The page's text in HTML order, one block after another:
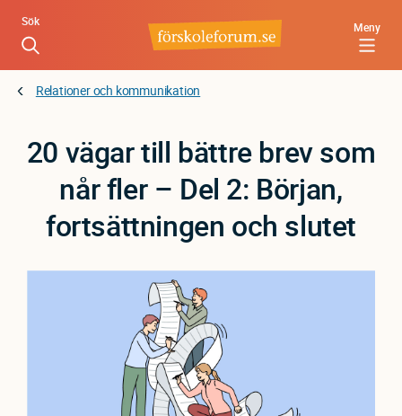
Hoppa
huvudinnehåll
Meny
Sök
Relationer och kommunikation
20 vägar till bättre brev som
når fler – Del 2: Början,
fortsättningen och slutet